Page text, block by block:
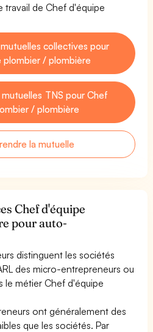
travail de Chef d'équipe
collectives pour
plombier / plombière
TNS pour Chef
/ plombière
la mutuelle
Chef d'équipe
pour auto-
distinguent les sociétés
des micro-entrepreneurs ou
le métier Chef d'équipe
ont généralement des
que les sociétés. Par